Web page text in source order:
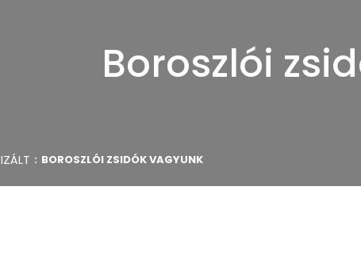
Boroszlói
BOROSZLÓI ZSIDÓK VAGYUNK